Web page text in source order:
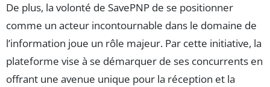
De plus, la volonté de SavePNP de se positionner
comme un acteur incontournable dans le domaine de
l’information joue un rôle majeur. Par cette initiative, la
plateforme vise à se démarquer de ses concurrents en
offrant une avenue unique pour la réception et la